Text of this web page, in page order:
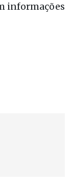
informações